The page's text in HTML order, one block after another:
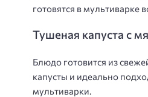
готовятся в мультиварке
Тушеная капуста с
Блюдо готовится из
капусты и идеально
мультиварки.